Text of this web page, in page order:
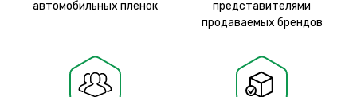
автомобильных пленок
представителями
продаваемых брендов